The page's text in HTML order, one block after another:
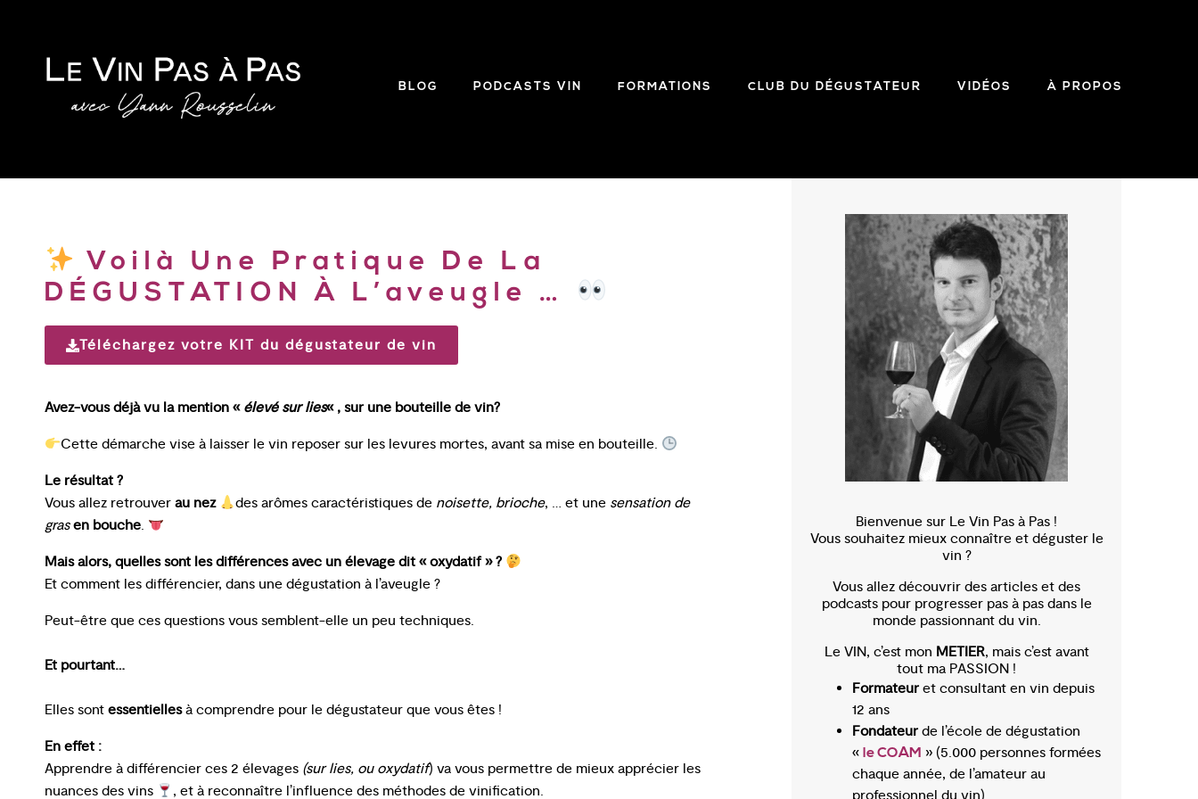
BLOG PODCASTS VIN FORMATIONS CLUB DU DÉGUSTATEUR VIDÉOS À PROPOS
Voilà Une Pratique De La
DÉGUSTATION À L’aveugle …
Téléchargez votre KIT du dégustateur de vin
Avez-vous déjà vu la mention « élevé sur lies« , sur une bouteille de vin?
Cette démarche vise à laisser le vin reposer sur les levures mortes, avant sa mise en bouteille.
Le résultat ?
Vous allez retrouver au nez des arômes caractéristiques de noisette, brioche, … et une sensation de
gras en bouche.
Mais alors, quelles sont les différences avec un élevage dit « oxydatif » ?
Et comment les différencier, dans une dégustation à l’aveugle ?
Peut-être que ces questions vous semblent-elle un peu techniques.
Et pourtant…
​Elles sont essentiellesà comprendre pour le dégustateur que vous êtes !
En effet :
Apprendre à différencier ces 2 élevages (sur lies, ou oxydatif) va vous permettre de mieux apprécier les
nuances des vins
, et à reconnaître l’influence des méthodes de vinification.
Bienvenue sur Le Vin Pas à Pas !
Vous souhaitez mieux connaître et déguster le
vin ?
Vous allez découvrir des articles et des
podcasts pour progresser pas à pas dans le
monde passionnant du vin.
Le VIN, c’est mon METIER, mais c’est avant
tout ma PASSION !
Formateur et consultant en vin depuis
12 ans
Fondateur de l’école de dégustation
« le COAM » (5.000 personnes formées
chaque année, de l’amateur au
professionnel du vin)